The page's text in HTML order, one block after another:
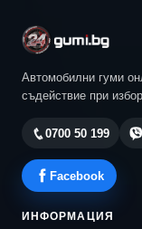
Автомобилни гуми
съдействие при
0700 50 199
Facebook
ИНФОРМАЦИЯ